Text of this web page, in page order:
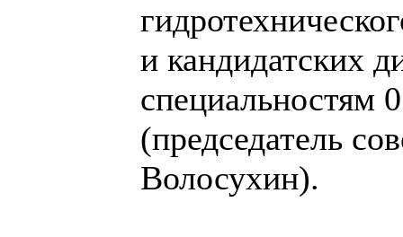
и кандидатских
специальностям
(председатель
Волосухин).